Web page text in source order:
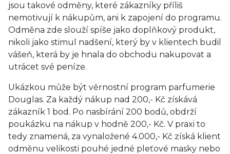
jsou takové odměny, které zákazníky příliš
nemotivují k nákupům, ani k zapojení do programu.
Odměna zde slouží spíše jako doplňkový produkt,
nikoli jako stimul nadšení, který by v klientech budil
vášeň, která by je hnala do obchodu nakupovat a
utrácet své peníze.
Ukázkou může být věrnostní program parfumerie
Douglas. Za každý nákup nad 200,- Kč získává
zákazník 1 bod. Po nasbírání 200 bodů, obdrží
poukázku na nákup v hodně 200,- Kč. V praxi to
tedy znamená, za vynaložené 4.000,- Kč získá klient
odměnu velikosti pouhé jedné pleťové masky nebo